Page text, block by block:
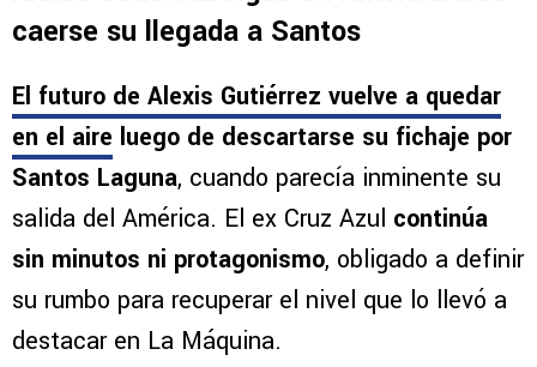
caerse su llegada a Santos
El futuro de Alexis Gutiérrez vuelve a quedar
en el aire luego de descartarse su fichaje por
Santos Laguna, cuando parecía inminente su
salida del América. El ex Cruz Azul continúa
sin minutos ni protagonismo, obligado a definir
su rumbo para recuperar el nivel que lo llevó a
destacar en La Máquina.